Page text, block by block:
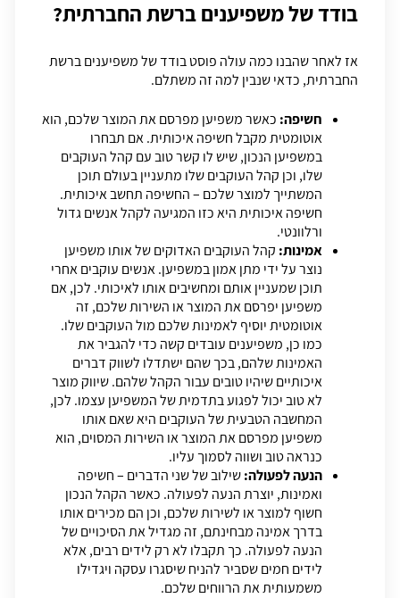
בודד של משפיענים ברשת החברתית?
אז לאחר שהבנו כמה עולה פוסט בודד של משפיענים ברשת
החברתית, כדאי שנבין למה זה משתלם.
חשיפה: כאשר משפיען מפרסם את המוצר שלכם, הוא
אוטומטית מקבל חשיפה איכותית. אם תבחרו
במשפיען הנכון, שיש לו קשר טוב עם קהל העוקבים
שלו, וכן קהל העוקבים שלו מתעניין בעולם תוכן
המשתייך למוצר שלכם – החשיפה תחשב איכותית.
חשיפה איכותית היא כזו המגיעה לקהל אנשים גדול
ורלוונטי.
אמינות: קהל העוקבים האדוקים של אותו משפיען
נוצר על ידי מתן אמון במשפיען. אנשים עוקבים אחרי
תוכן שמעניין אותם ומחשיבים אותו לאיכותי. לכן, אם
משפיען יפרסם את המוצר או השירות שלכם, זה
אוטומטית יוסיף לאמינות שלכם מול העוקבים שלו.
כמו כן, משפיענים עובדים קשה כדי להגביר את
האמינות שלהם, בכך שהם ישתדלו לשווק דברים
איכותיים שיהיו טובים עבור הקהל שלהם. שיווק מוצר
לא טוב יכול לפגוע בתדמית של המשפיען עצמו. לכן,
המחשבה הטבעית של העוקבים היא שאם אותו
משפיען מפרסם את המוצר או השירות המסוים, הוא
כנראה טוב ושווה לסמוך עליו.
הנעה לפעולה:שילוב של שני הדברים – חשיפה
ואמינות, יוצרת הנעה לפעולה. כאשר הקהל הנכון
חשוף למוצר או לשירות שלכם, וכן הם מכירים אותו
בדרך אמינה מבחינתם, זה מגדיל את הסיכויים של
הנעה לפעולה. כך תקבלו לא רק לידים רבים, אלא
לידים חמים שסביר להניח שיסגרו עסקה ויגדילו
משמעותית את הרווחים שלכם.